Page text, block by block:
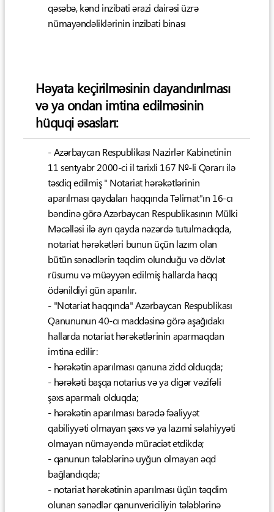
qəsəbə, kənd inzibati ərazi dairəsi üzrə
nümayəndəliklərinin inzibati binası
Həyata keçirilməsinin dayandırılması
və ya ondan imtina edilməsinin
hüquqi əsasları:
- Azərbaycan Respublikası Nazirlər Kabinetinin
11 sentyabr 2000-ci il tarixli 167 №-li Qərarı ilə
təsdiq edilmiş " Notariat hərəkətlərinin
aparılması qaydaları haqqında Təlimat"ın 16-cı
bəndinə görə Azərbaycan Respublikasının Mülki
Məcəlləsi ilə ayrı qayda nəzərdə tutulmadıqda,
notariat hərəkətləri bunun üçün lazım olan
bütün sənədlərin təqdim olunduğu və dövlət
rüsumu və müəyyən edilmiş hallarda haqq
ödənildiyi gün aparılır.
- "Notariat haqqında" Azərbaycan Respublikası
Qanununun 40-cı maddəsinə görə aşağıdakı
hallarda notariat hərəkətlərinin aparmaqdan
imtina edilir:
- hərəkətin aparılması qanuna zidd olduqda;
- hərəkəti başqa notarius və ya digər vəzifəli
şəxs aparmalı olduqda;
- hərəkətin aparılması barədə fəaliyyət
qabiliyyəti olmayan şəxs və ya lazımi səlahiyyəti
olmayan nümayəndə müraciət etdikdə;
- qanunun tələblərinə uyğun olmayan əqd
bağlandıqda;
- notariat hərəkətinin aparılması üçün təqdim
olunan sənədlər qanunvericiliyin tələblərinə